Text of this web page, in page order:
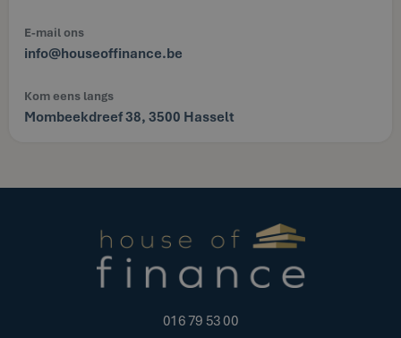
E-mail ons
info@houseoffinance.be
Kom eens langs
Mombeekdreef 38, 3500 Hasselt
016 79 53 00